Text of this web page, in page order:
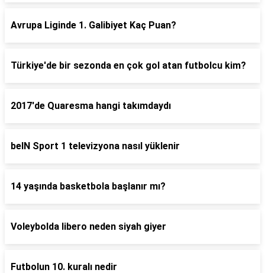
Avrupa Liginde 1. Galibiyet Kaç Puan?
Türkiye'de bir sezonda en çok gol atan futbolcu kim?
2017'de Quaresma hangi takımdaydı
beIN Sport 1 televizyona nasıl yüklenir
14 yaşında basketbola başlanır mı?
Voleybolda libero neden siyah giyer
Futbolun 10. kuralı nedir